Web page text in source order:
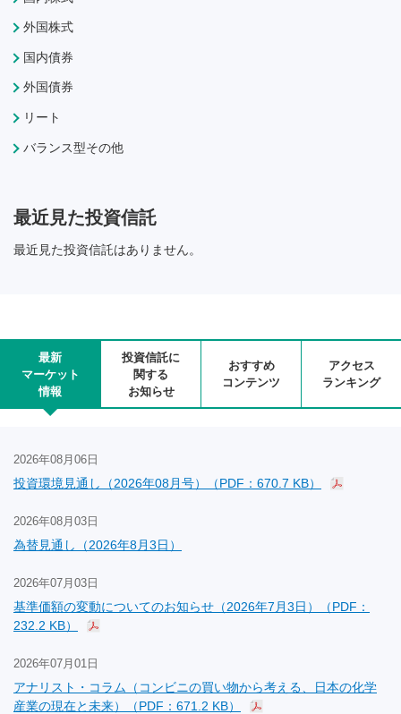
外国株式
国内債券
外国債券
リート
バランス型その他
最近見た投資信託
最近見た投資信託はありません。
最新
マーケット
情報
投資信託に
関する
お知らせ
おすすめ
コンテンツ
アクセス
ランキング
2026年08月06日
投資環境見通し（2026年08月号）（PDF：670.7 KB）
2026年08月03日
為替見通し（2026年8月3日）
2026年07月03日
基準価額の変動についてのお知らせ（2026年7月3日）（PDF：
232.2 KB）
2026年07月01日
アナリスト・コラム（コンビニの買い物から考える、日本の化学
産業の現在と未来）（PDF：671.2 KB）